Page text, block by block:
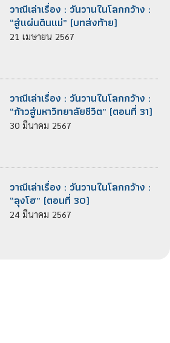
วาณีเล่าเรื่อง : วันวานในโลกกว้าง :
“สู่แผ่นดินแม่” (บทส่งท้าย)
21 เมษายน 2567
วาณีเล่าเรื่อง : วันวานในโลกกว้าง :
“ก้าวสู่มหาวิทยาลัยชีวิต” (ตอนที่ 31)
30 มีนาคม 2567
วาณีเล่าเรื่อง : วันวานในโลกกว้าง :
“ลุงโฮ” (ตอนที่ 30)
24 มีนาคม 2567